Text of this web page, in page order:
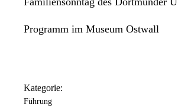
Programm im Museum Ostwall
Kategorie:
Führung